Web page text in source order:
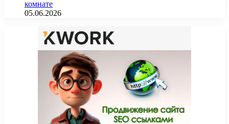
комнате
05.06.2026